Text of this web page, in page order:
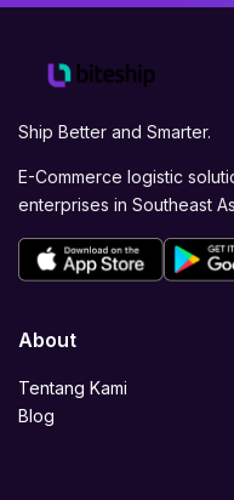
Ship Better and Smarter.
E-Commerce logistic
enterprises in Southeast
About
Tentang Kami
Blog